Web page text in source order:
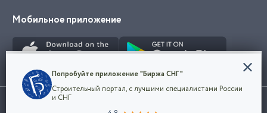
Мобильное приложение
Использование сайта, в том числе подача объявлений, означает
Конфиденциальность
Мы используем файлы cookie, чтобы сделать
наш сайт удобным для каждого
Попробуйте приложение "Биржа СНГ"
Строительный портал, с лучшими специалистами России
и СНГ